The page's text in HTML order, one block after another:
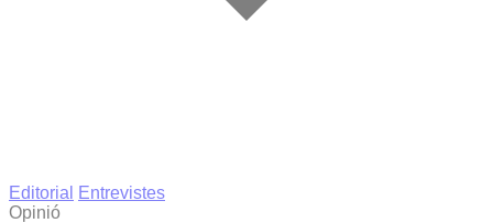
Editorial
Entrevistes
Opinió